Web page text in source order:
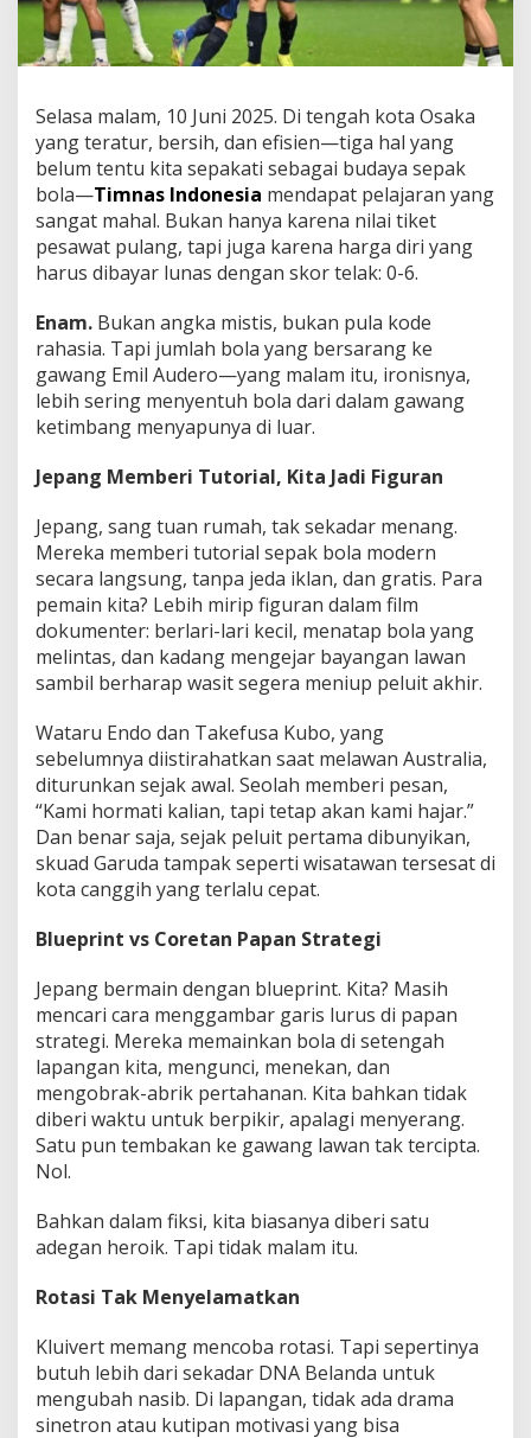
n
g
L
e
a
t
B
a
d
i
D
l
a
n
g
t
s
k
a
Selasa malam, 10 Juni 2025. Di tengah kota Osaka
yang teratur, bersih, dan efisien—tiga hal yang
belum tentu kita sepakati sebagai budaya sepak
bola—Timnas Indonesia mendapat pelajaran yang
sangat mahal. Bukan hanya karena nilai tiket
pesawat pulang, tapi juga karena harga diri yang
harus dibayar lunas dengan skor telak: 0-6.
Enam. Bukan angka mistis, bukan pula kode
rahasia. Tapi jumlah bola yang bersarang ke
gawang Emil Audero—yang malam itu, ironisnya,
lebih sering menyentuh bola dari dalam gawang
ketimbang menyapunya di luar.
Jepang Memberi Tutorial, Kita Jadi Figuran
Jepang, sang tuan rumah, tak sekadar menang.
Mereka memberi tutorial sepak bola modern
secara langsung, tanpa jeda iklan, dan gratis. Para
pemain kita? Lebih mirip figuran dalam film
dokumenter: berlari-lari kecil, menatap bola yang
melintas, dan kadang mengejar bayangan lawan
sambil berharap wasit segera meniup peluit akhir.
Wataru Endo dan Takefusa Kubo, yang
sebelumnya diistirahatkan saat melawan Australia,
diturunkan sejak awal. Seolah memberi pesan,
“Kami hormati kalian, tapi tetap akan kami hajar.”
Dan benar saja, sejak peluit pertama dibunyikan,
skuad Garuda tampak seperti wisatawan tersesat di
kota canggih yang terlalu cepat.
Blueprint vs Coretan Papan Strategi
Jepang bermain dengan blueprint. Kita? Masih
mencari cara menggambar garis lurus di papan
strategi. Mereka memainkan bola di setengah
lapangan kita, mengunci, menekan, dan
mengobrak-abrik pertahanan. Kita bahkan tidak
diberi waktu untuk berpikir, apalagi menyerang.
Satu pun tembakan ke gawang lawan tak tercipta.
Nol.
Bahkan dalam fiksi, kita biasanya diberi satu
adegan heroik. Tapi tidak malam itu.
Rotasi Tak Menyelamatkan
Kluivert memang mencoba rotasi. Tapi sepertinya
butuh lebih dari sekadar DNA Belanda untuk
mengubah nasib. Di lapangan, tidak ada drama
sinetron atau kutipan motivasi yang bisa